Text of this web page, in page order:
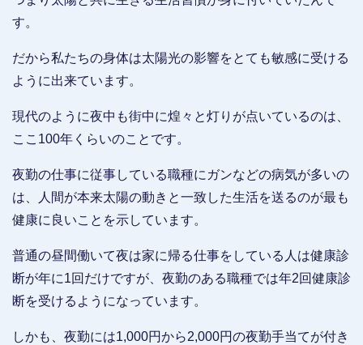
す。
だから私たちの身体は太陽光の影響をとても敏感に受ける
ように出来ています。
現代のように夜中も街中に煌々と灯りが点いているのは、
ここ100年くらいのことです。
夜勤の仕事に従事している職種にガンなどの病気が多いの
は、人間が本来太陽の動きと一致した生活を送るのが最も
健康に良いことを示しています。
普通の昼間働いて夜は家に帰る仕事をしている人は健康診
断が年に1回だけですが、夜勤のある職種では年2回健康診
断を受けるようになっています。
しかも、夜勤には1,000円から2,000円の夜勤手当てが付き